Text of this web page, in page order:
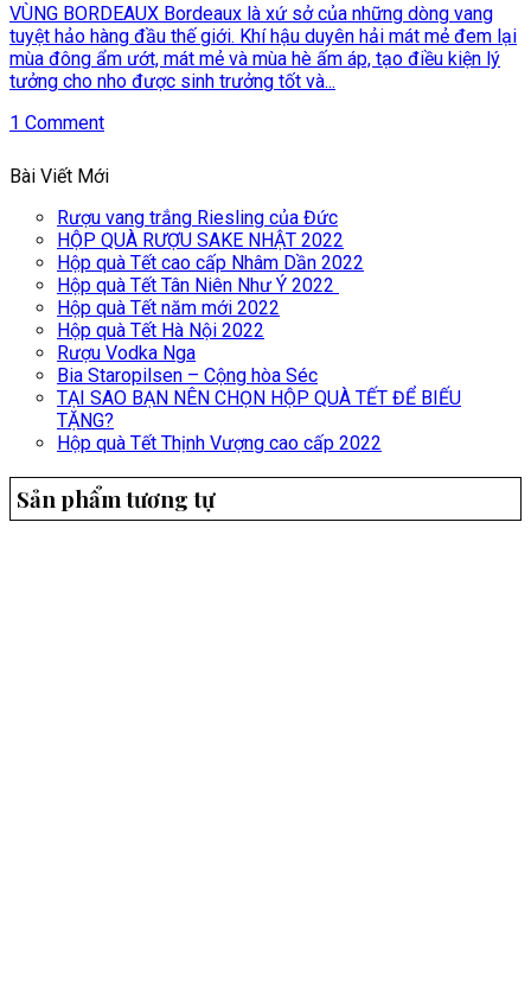
VÙNG BORDEAUX Bordeaux là xứ sở của những dòng vang
tuyệt hảo hàng đầu thế giới. Khí hậu duyên hải mát mẻ đem lại
mùa đông ẩm ướt, mát mẻ và mùa hè ấm áp, tạo điều kiện lý
tưởng cho nho được sinh trưởng tốt và...
1 Comment
Bài Viết Mới
Rượu vang trắng Riesling của Đức
HỘP QUÀ RƯỢU SAKE NHẬT 2022
Hộp quà Tết cao cấp Nhâm Dần 2022
Hộp quà Tết Tân Niên Như Ý 2022
Hộp quà Tết năm mới 2022
Hộp quà Tết Hà Nội 2022
Rượu Vodka Nga
Bia Staropilsen – Cộng hòa Séc
TẠI SAO BẠN NÊN CHỌN HỘP QUÀ TẾT ĐỂ BIẾU
TẶNG?
Hộp quà Tết Thịnh Vượng cao cấp 2022
Sản phẩm tương tự